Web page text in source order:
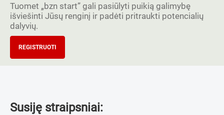
Tuomet „bzn start” gali pasiūlyti puikią galimybę
išviešinti Jūsų renginį ir padėti pritraukti potencialių
dalyvių.
REGISTRUOTI
Susiję straipsniai: